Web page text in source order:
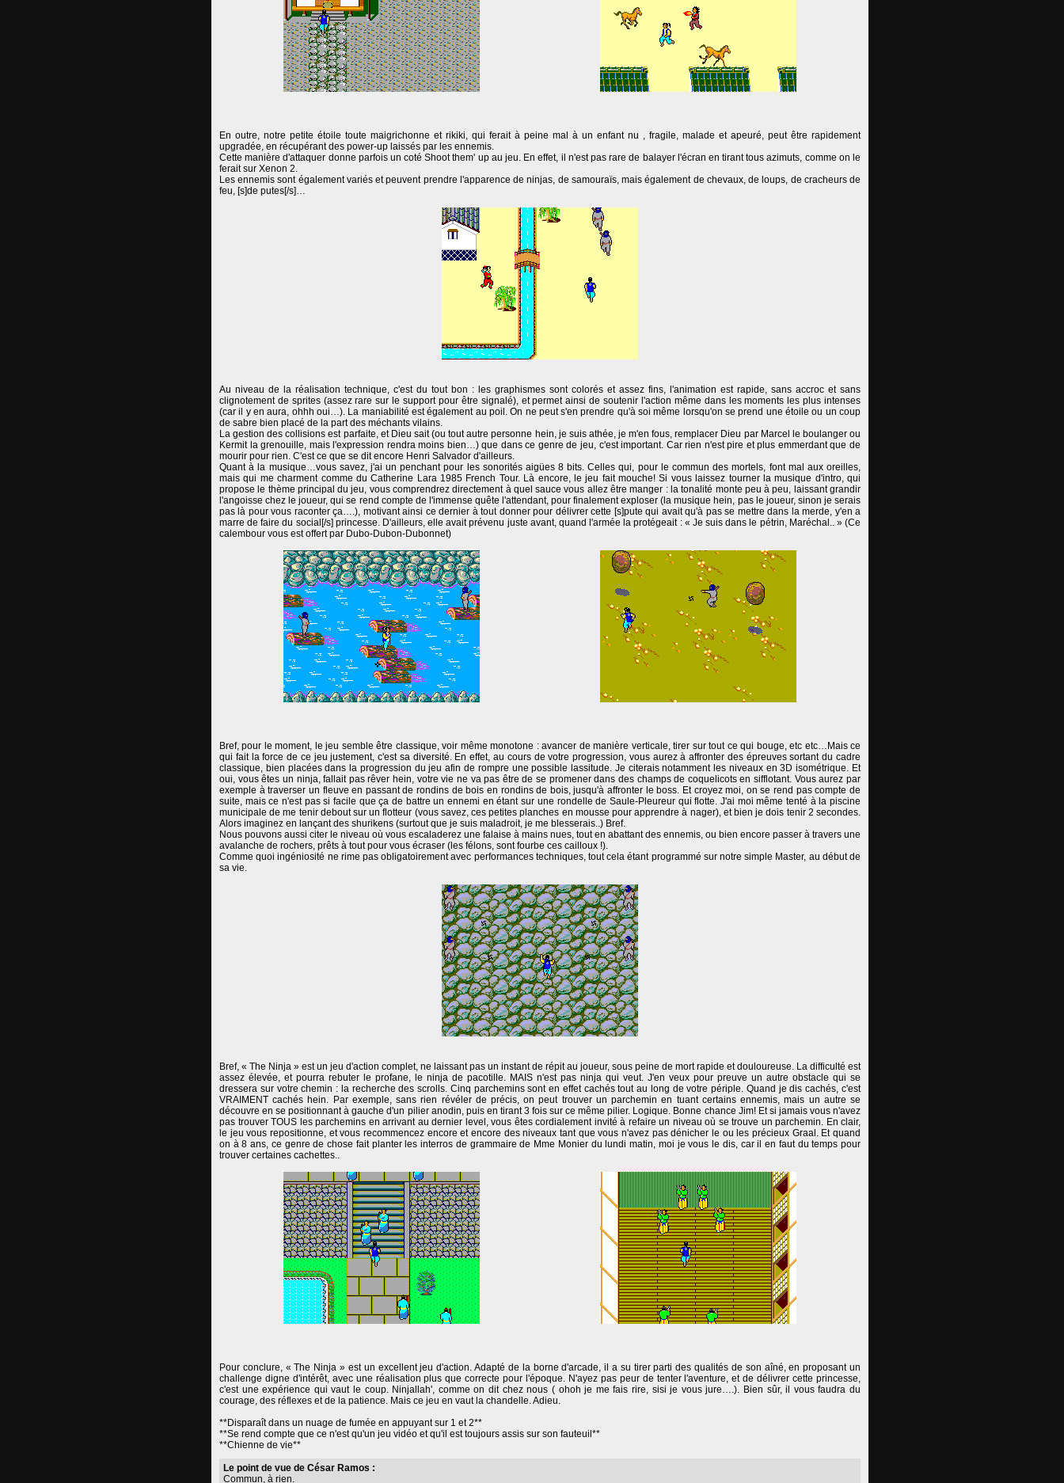
En outre, notre petite étoile toute maigrichonne et rikiki, qui ferait à peine mal à un enfant nu , fragile, malade et apeuré, peut être rapidement
upgradée, en récupérant des power-up laissés par les ennemis.
Cette manière d'attaquer donne parfois un coté Shoot them' up au jeu. En effet, il n'est pas rare de balayer l'écran en tirant tous azimuts, comme on le
ferait sur Xenon 2.
Les ennemis sont également variés et peuvent prendre l'apparence de ninjas, de samouraïs, mais également de chevaux, de loups, de cracheurs de
feu, [s]de putes[/s]…
Au niveau de la réalisation technique, c'est du tout bon : les graphismes sont colorés et assez fins, l'animation est rapide, sans accroc et sans
clignotement de sprites (assez rare sur le support pour être signalé), et permet ainsi de soutenir l'action même dans les moments les plus intenses
(car il y en aura, ohhh oui…). La maniabilité est également au poil. On ne peut s'en prendre qu'à soi même lorsqu'on se prend une étoile ou un coup
de sabre bien placé de la part des méchants vilains.
La gestion des collisions est parfaite, et Dieu sait (ou tout autre personne hein, je suis athée, je m'en fous, remplacer Dieu par Marcel le boulanger ou
Kermit la grenouille, mais l'expression rendra moins bien…) que dans ce genre de jeu, c'est important. Car rien n'est pire et plus emmerdant que de
mourir pour rien. C'est ce que se dit encore Henri Salvador d'ailleurs.
Quant à la musique…vous savez, j'ai un penchant pour les sonorités aigües 8 bits. Celles qui, pour le commun des mortels, font mal aux oreilles,
mais qui me charment comme du Catherine Lara 1985 French Tour. Là encore, le jeu fait mouche! Si vous laissez tourner la musique d'intro, qui
propose le thème principal du jeu, vous comprendrez directement à quel sauce vous allez être manger : la tonalité monte peu à peu, laissant grandir
l'angoisse chez le joueur, qui se rend compte de l'immense quête l'attendant, pour finalement exploser (la musique hein, pas le joueur, sinon je serais
pas là pour vous raconter ça….), motivant ainsi ce dernier à tout donner pour délivrer cette [s]pute qui avait qu'à pas se mettre dans la merde, y'en a
marre de faire du social[/s] princesse. D'ailleurs, elle avait prévenu juste avant, quand l'armée la protégeait : « Je suis dans le pétrin, Maréchal.. » (Ce
calembour vous est offert par Dubo-Dubon-Dubonnet)
Bref, pour le moment, le jeu semble être classique, voir même monotone : avancer de manière verticale, tirer sur tout ce qui bouge, etc etc…Mais ce
qui fait la force de ce jeu justement, c'est sa diversité. En effet, au cours de votre progression, vous aurez à affronter des épreuves sortant du cadre
classique, bien placées dans la progression du jeu afin de rompre une possible lassitude. Je citerais notamment les niveaux en 3D isométrique. Et
oui, vous êtes un ninja, fallait pas rêver hein, votre vie ne va pas être de se promener dans des champs de coquelicots en sifflotant. Vous aurez par
exemple à traverser un fleuve en passant de rondins de bois en rondins de bois, jusqu'à affronter le boss. Et croyez moi, on se rend pas compte de
suite, mais ce n'est pas si facile que ça de battre un ennemi en étant sur une rondelle de Saule-Pleureur qui flotte. J'ai moi même tenté à la piscine
municipale de me tenir debout sur un flotteur (vous savez, ces petites planches en mousse pour apprendre à nager), et bien je dois tenir 2 secondes.
Alors imaginez en lançant des shurikens (surtout que je suis maladroit, je me blesserais..) Bref.
Nous pouvons aussi citer le niveau où vous escaladerez une falaise à mains nues, tout en abattant des ennemis, ou bien encore passer à travers une
avalanche de rochers, prêts à tout pour vous écraser (les félons, sont fourbe ces cailloux !).
Comme quoi ingéniosité ne rime pas obligatoirement avec performances techniques, tout cela étant programmé sur notre simple Master, au début de
sa vie.
Bref, « The Ninja » est un jeu d'action complet, ne laissant pas un instant de répit au joueur, sous peine de mort rapide et douloureuse. La difficulté est
assez élevée, et pourra rebuter le profane, le ninja de pacotille. MAIS n'est pas ninja qui veut. J'en veux pour preuve un autre obstacle qui se
dressera sur votre chemin : la recherche des scrolls. Cinq parchemins sont en effet cachés tout au long de votre périple. Quand je dis cachés, c'est
VRAIMENT cachés hein. Par exemple, sans rien révéler de précis, on peut trouver un parchemin en tuant certains ennemis, mais un autre se
découvre en se positionnant à gauche d'un pilier anodin, puis en tirant 3 fois sur ce même pilier. Logique. Bonne chance Jim! Et si jamais vous n'avez
pas trouver TOUS les parchemins en arrivant au dernier level, vous êtes cordialement invité à refaire un niveau où se trouve un parchemin. En clair,
le jeu vous repositionne, et vous recommencez encore et encore des niveaux tant que vous n'avez pas dénicher le ou les précieux Graal. Et quand
on à 8 ans, ce genre de chose fait planter les interros de grammaire de Mme Monier du lundi matin, moi je vous le dis, car il en faut du temps pour
trouver certaines cachettes..
Pour conclure, « The Ninja » est un excellent jeu d'action. Adapté de la borne d'arcade, il a su tirer parti des qualités de son aîné, en proposant un
challenge digne d'intérêt, avec une réalisation plus que correcte pour l'époque. N'ayez pas peur de tenter l'aventure, et de délivrer cette princesse,
c'est une expérience qui vaut le coup. Ninjallah', comme on dit chez nous ( ohoh je me fais rire, sisi je vous jure….). Bien sûr, il vous faudra du
courage, des réflexes et de la patience. Mais ce jeu en vaut la chandelle. Adieu.
**Disparaît dans un nuage de fumée en appuyant sur 1 et 2**
**Se rend compte que ce n'est qu'un jeu vidéo et qu'il est toujours assis sur son fauteuil**
**Chienne de vie**
Le point de vue de César Ramos :
Commun, à rien.